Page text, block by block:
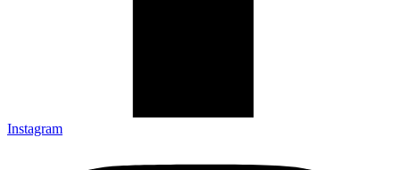
Instagram